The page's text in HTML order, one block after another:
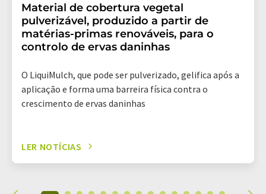
Material de cobertura vegetal
pulverizável, produzido a partir de
matérias-primas renováveis, para o
controlo de ervas daninhas
O LiquiMulch, que pode ser pulverizado, gelifica após a
aplicação e forma uma barreira física contra o
crescimento de ervas daninhas
LER NOTÍCIAS